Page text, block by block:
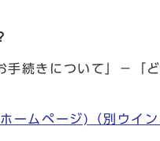
続きについて」－「
ームページ) （別ウイ